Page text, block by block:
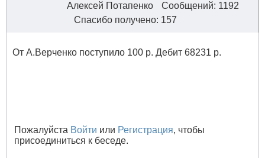
Алексей Потапенко
Сообщений: 1192
Спасибо получено: 157
От А.Верченко поступило 100 р. Дебит 68231 р.
Пожалуйста Войти или Регистрация, чтобы
присоединиться к беседе.